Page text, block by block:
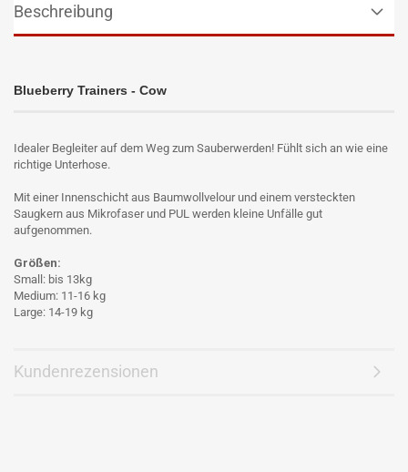
Beschreibung
Blueberry Trainers - Cow
Idealer Begleiter auf dem Weg zum Sauberwerden! Fühlt sich an wie eine
richtige Unterhose.
Mit einer Innenschicht aus Baumwollvelour und einem versteckten
Saugkern aus Mikrofaser und PUL werden kleine Unfälle gut
aufgenommen.
Größen:
Small: bis 13kg
Medium: 11-16 kg
Large: 14-19 kg
Kundenrezensionen